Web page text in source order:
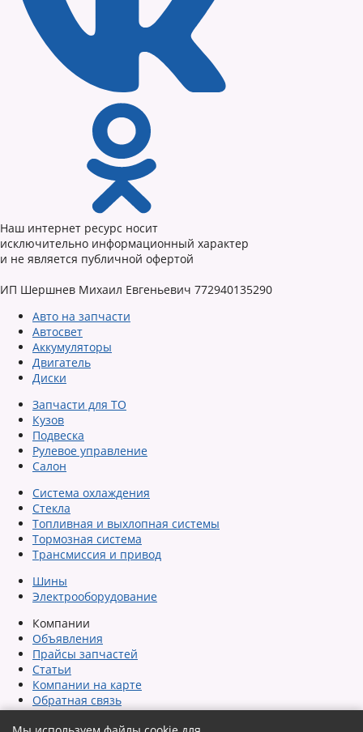
Наш интернет ресурс носит
исключительно информационный характер
и не является публичной офертой
ИП Шершнев Михаил Евгеньевич 772940135290
Авто на запчасти
Автосвет
Аккумуляторы
Двигатель
Диски
Запчасти для ТО
Кузов
Подвеска
Рулевое управление
Салон
Система охлаждения
Стекла
Топливная и выхлопная системы
Тормозная система
Трансмиссия и привод
Шины
Электрооборудование
Компании
Объявления
Прайсы запчастей
Статьи
Компании на карте
Обратная связь
Сообщить об ошибке